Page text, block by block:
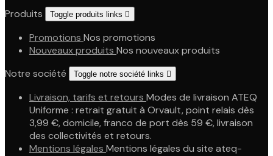
Produits Toggle produits links 
Promotions Nos promotions
Nouveaux produits Nos nouveaux produits
Notre société
Toggle notre société links 
Livraison, tarifs et retours Modes de livraison ATEQ
Uniforme : retrait gratuit à Orvault, point relais dès
3,99 €, domicile, franco de port dès 59 €, livraison
des collectivités et retours.
Mentions légales Mentions légales du site ateq-